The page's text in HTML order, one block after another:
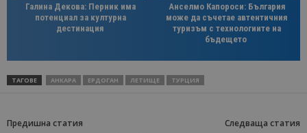
Галина Декова: Перник има
потенциал за културна
дестинация
Анселмо Капороси: България
може да съчетае автентичния
туризъм с технологиите на
бъдещето
ТАГОВЕ АНКАРА ЕРДОГАН ЛЕТИЩЕ ТУРЦИЯ
Предишна статия Следваща статия